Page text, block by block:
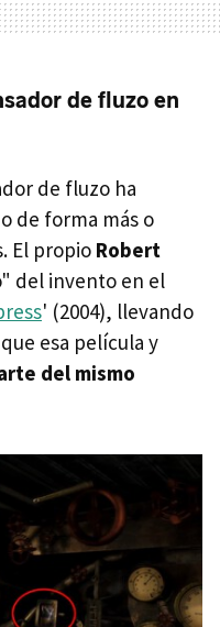
de fluzo en
de fluzo ha
de forma más o
El propio Robert
del invento en el
' (2004), llevando
esa película y
del mismo